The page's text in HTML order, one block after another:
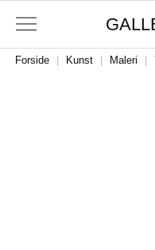
Forside Kunst Maleri